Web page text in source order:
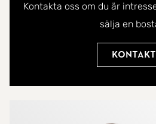
Kontakta oss om du är
sälja en
Kontakt